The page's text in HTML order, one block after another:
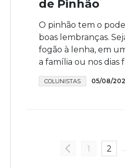
de Pinhão
O pinhão tem o
boas lembranças.
fogão à lenha, em
a família ou nos dias
COLUNISTAS 05/08/
1 2